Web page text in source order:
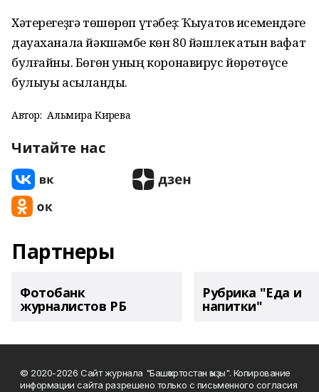
Хәтерегеҙгә төшөрөп үтәбеҙ: Ҡыуатов исемендәге
дауаханала йәкшәмбе көн 80 йәшлек ҡатын вафат
булғайны. Бөгөн уның коронавирус йөрөтөүсе
булыуы асыҡланды.
Автор: Альмира Кирәева
Читайте нас
Партнеры
Фотобанк
журналистов РБ
Рубрика "Еда и
напитки"
© 2020-2026 Сайт журнала "Башҡортостан ҡыҙы". Копирование
информации сайта разрешено только с письменного согласия